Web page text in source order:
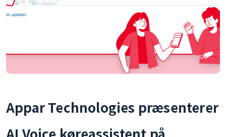
Appar Technologies præsenterer
AI Voice køreassistent på